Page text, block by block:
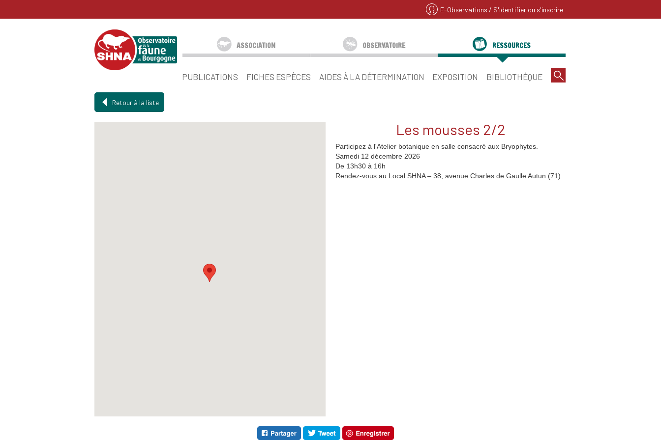
E-Observations / S'identifier ou s'inscrire
ASSOCIATION OBSERVATOIRE RESSOURCES
PUBLICATIONS FICHES ESPÈCES AIDES À LA DÉTERMINATION EXPOSITION BIBLIOTHÈQUE
Retour à la liste
Les mousses 2/2
Participez à l'Atelier botanique en salle consacré aux Bryophytes.
Samedi 12 décembre 2026
De 13h30 à 16h
Rendez-vous au Local SHNA – 38, avenue Charles de Gaulle Autun (71)